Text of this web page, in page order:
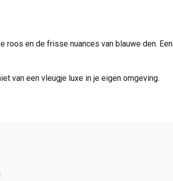
roos en de frisse nuances van blauwe den. Een
van een vleugje luxe in je eigen omgeving.